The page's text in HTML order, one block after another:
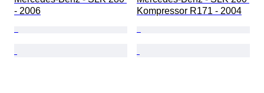
- 2006
Kompressor R171 - 2004